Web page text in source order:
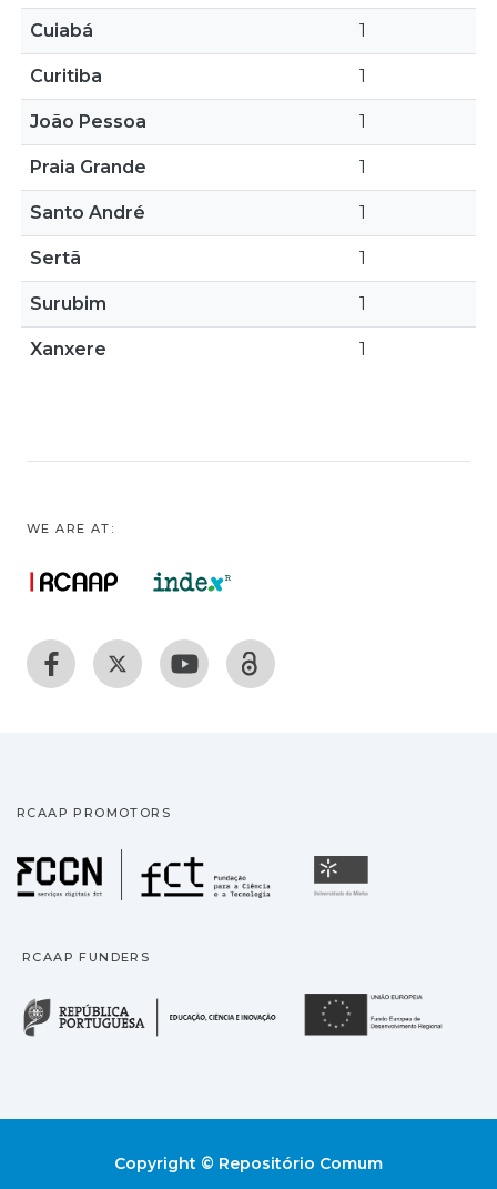
Cuiabá 1
Curitiba 1
João Pessoa 1
Praia Grande 1
Santo André 1
Sertã 1
Surubim 1
Xanxere 1
WE ARE AT:
RCAAP PROMOTORS
Fundação para a
RCAAP FUNDERS
República Portuguesa
Copyright © Repositório Comum